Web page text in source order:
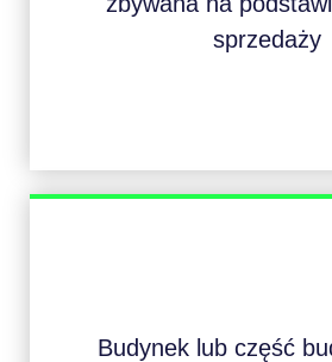
sprzedaży
Budynek lub część